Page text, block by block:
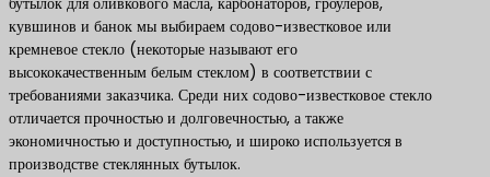
кувшинов и банок мы выбираем содово-известковое или
кремневое стекло (некоторые называют его
высококачественным белым стеклом) в соответствии с
требованиями заказчика. Среди них содово-известковое стекло
отличается прочностью и долговечностью, а также
экономичностью и доступностью, и широко используется в
производстве стеклянных бутылок.